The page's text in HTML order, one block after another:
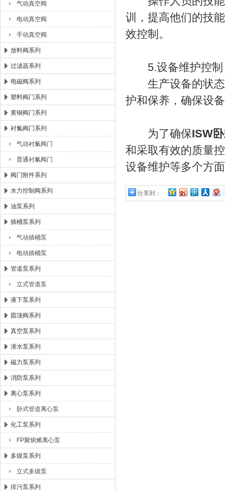
气动真空阀
电动真空阀
手动真空阀
放料阀系列
过滤器系列
电磁阀系列
塑料阀门系列
黄铜阀门系列
衬氟阀门系列
气动衬氟阀门
普通衬氟阀门
阀门附件系列
水力控制阀系列
油泵系列
插桶泵系列
气动插桶泵
电动插桶泵
管道泵系列
立式管道泵
液下泵系列
圆顶阀系列
真空泵系列
潜水泵系列
磁力泵系列
消防泵系列
离心泵系列
卧式管道离心泵
化工泵系列
FP聚炳烯离心泵
多级泵系列
立式多级泵
排污泵系列
训，提高他们的技
效控制。
5.设备维护控制
生产设备的状态
护和保养，确保设
为了确保ISW
和采取有效的质量
设备维护等多个方
分享到：